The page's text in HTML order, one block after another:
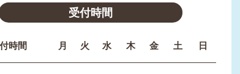
受付時間
時間 月 火 水 木 金 土 日